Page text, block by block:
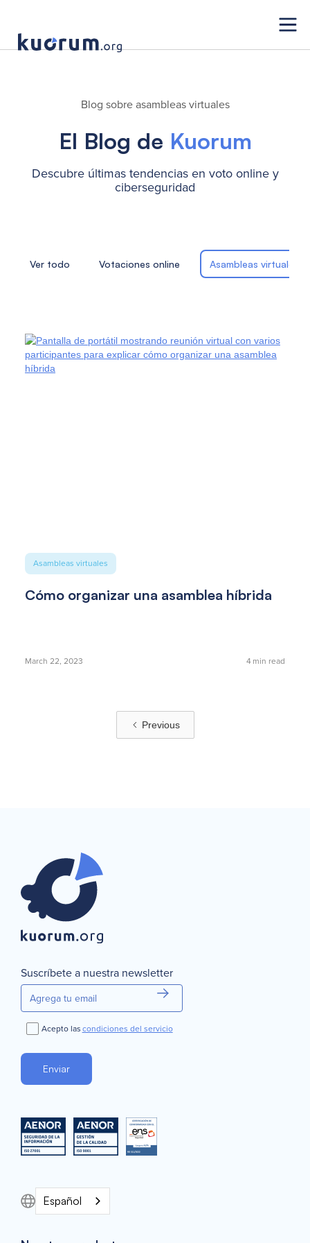
Blog sobre asambleas virtuales
El Blog de Kuorum
Descubre últimas tendencias en voto online y
ciberseguridad
Ver todo Votaciones online Asambleas virtuales
Asambleas virtuales
Cómo organizar una asamblea híbrida
March 22, 2023 4min read
Previous
Suscríbete a nuestra newsletter
Acepto lascondiciones del servicio
Español